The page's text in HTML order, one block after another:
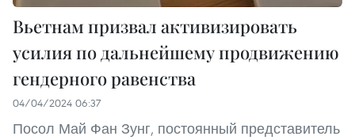
Вьетнам призвал активизировать
усилия по дальнейшему продвижению
гендерного равенства
04/04/2024 06:37
Посол Май Фан Зунг, постоянный представитель